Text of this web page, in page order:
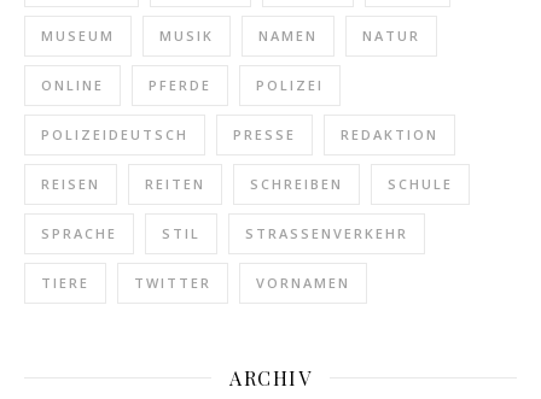
MUSEUM MUSIK NAMEN NATUR
ONLINE PFERDE POLIZEI
POLIZEIDEUTSCH PRESSE REDAKTION
REISEN REITEN SCHREIBEN SCHULE
SPRACHE STIL STRASSENVERKEHR
TIERE TWITTER VORNAMEN
ARCHIV